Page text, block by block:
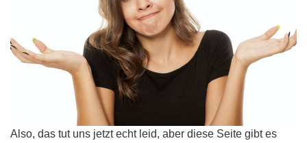
Also, das tut uns jetzt echt leid, aber diese Seite gibt es